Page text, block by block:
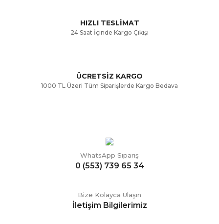
Gönder
HIZLI TESLİMAT
24 Saat İçinde Kargo Çıkışı
ÜCRETSİZ KARGO
1000 TL Üzeri Tüm Siparişlerde Kargo Bedava
WhatsApp Sipariş
0 (553) 739 65 34
Bize Kolayca Ulaşın
İletişim Bilgilerimiz